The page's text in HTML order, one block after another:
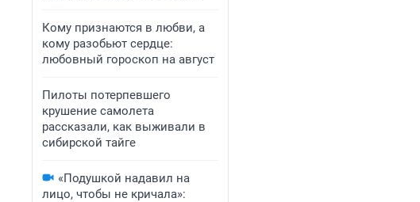
Кому признаются в любви, а
кому разобьют сердце:
любовный гороскоп на август
Пилоты потерпевшего
крушение самолета
рассказали, как выживали в
сибирской тайге
«Подушкой надавил на
лицо, чтобы не кричала»: